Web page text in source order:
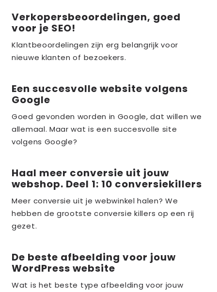
Lees
meer
over
the_title;
Verkopersbeoordelingen, goed
voor je SEO!
Klantbeoordelingen zijn erg belangrijk voor
nieuwe klanten of bezoekers.
Lees
meer
over
the_title;
Een succesvolle website volgens
Google
Goed gevonden worden in Google, dat willen we
allemaal. Maar wat is een succesvolle site
volgens Google?
Lees
meer
over
the_title;
Haal meer conversie uit jouw
webshop. Deel 1: 10 conversiekillers
Meer conversie uit je webwinkel halen? We
hebben de grootste conversie killers op een rij
gezet.
Lees
meer
over
De beste afbeelding voor jouw
WordPress website
Wat is het beste type afbeelding voor jouw